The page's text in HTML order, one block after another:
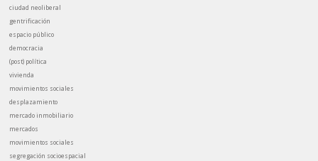
ciudad neoliberal
gentrificación
espacio público
democracia
(post) política
vivienda
movimientos sociales
desplazamiento
mercado inmobiliario
mercados
movimientos sociales
segregación socioespacial